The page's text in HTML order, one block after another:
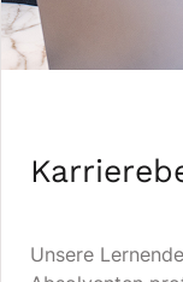
Unsere